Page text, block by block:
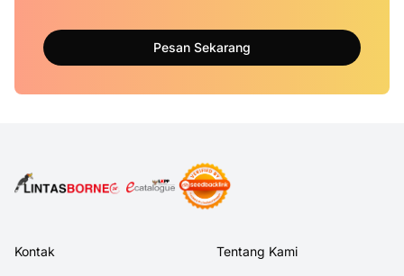
Pesan Sekarang
Kontak Tentang Kami